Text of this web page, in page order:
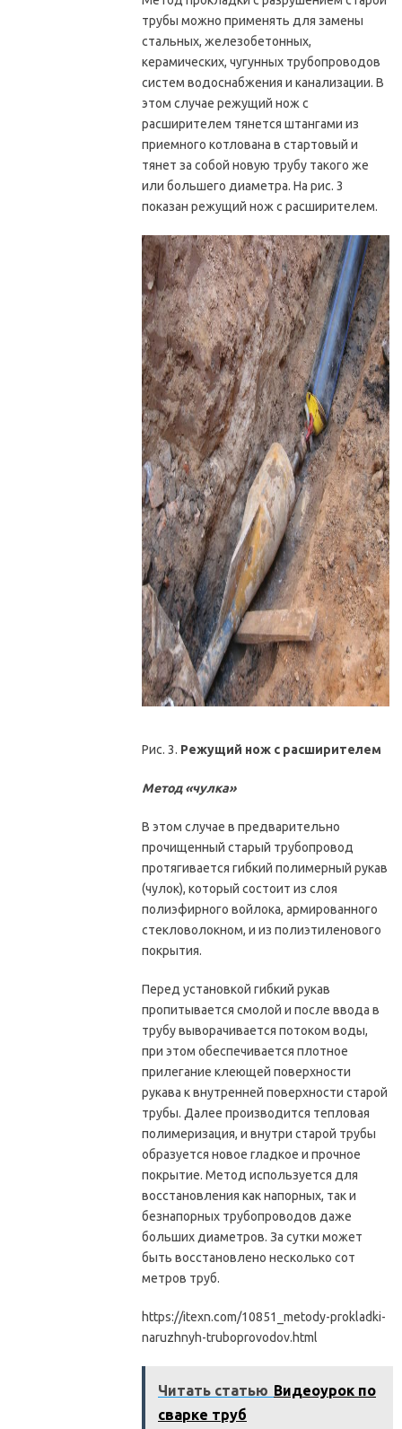
трубы можно применять для замены
стальных, железобетонных,
керамических, чугунных трубопроводов
систем водоснабжения и канализации. В
этом случае режущий нож с
расширителем тянется штангами из
приемного котлована в стартовый и
тянет за собой новую трубу такого же
или большего диаметра. На рис. 3
показан режущий нож с расширителем.
Рис. 3. Режущий нож с расширителем
Метод «чулка»
В этом случае в предварительно
прочищенный старый трубопровод
протягивается гибкий полимерный рукав
(чулок), который состоит из слоя
полиэфирного войлока, армированного
стекловолокном, и из полиэтиленового
покрытия.
Перед установкой гибкий рукав
пропитывается смолой и после ввода в
трубу выворачивается потоком воды,
при этом обеспечивается плотное
прилегание клеющей поверхности
рукава к внутренней поверхности старой
трубы. Далее производится тепловая
полимеризация, и внутри старой трубы
образуется новое гладкое и прочное
покрытие. Метод используется для
восстановления как напорных, так и
безнапорных трубопроводов даже
больших диаметров. За сутки может
быть восстановлено несколько сот
метров труб.
https://itexn.com/10851_metody-prokladki-
naruzhnyh-truboprovodov.html
Читать статью Видеоурок по
сварке труб